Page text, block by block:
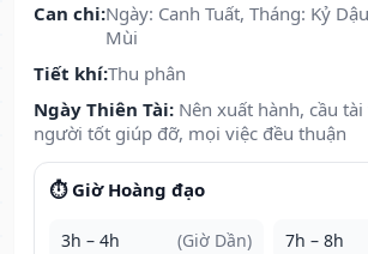
Can chi:Ngày: Canh Tuất, Tháng: Kỷ
Mùi
Tiết khí:Thu phân
Ngày Thiên Tài: Nên xuất hành, cầu
người tốt giúp đỡ, mọi việc đều thuận
⏱️ Giờ Hoàng đạo
3h – 4h (Giờ Dần) 7h – 8h